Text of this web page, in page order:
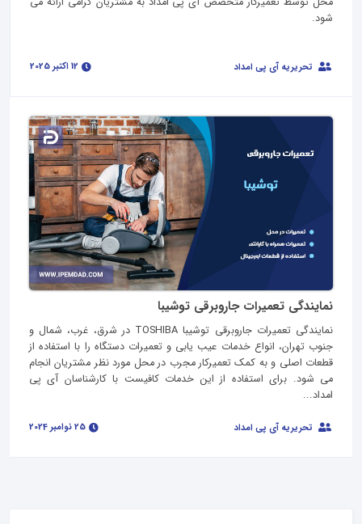
شود.
تحریریه آی پی امداد
نمایندگی تعمیرات جاروبرقی توشیبا
نمایندگی تعمیرات جاروبرقی توشیبا TOSHIBA در شرق، غرب، شمال و
جنوب تهران، انواع خدمات عیب یابی و تعمیرات دستگاه را با استفاده از
قطعات اصلی و به کمک تعمیرکار مجرب در محل مورد نظر مشتریان انجام
می شود. برای استفاده از این خدمات کافیست با کارشناسان آی پی
امداد...
تحریریه آی پی امداد